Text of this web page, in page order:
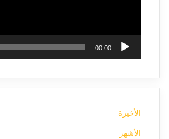
00:00
الأخيرة
الأشهر